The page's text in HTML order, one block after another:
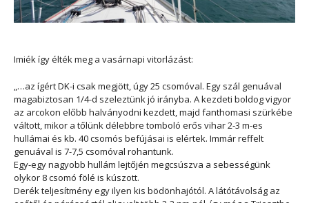
Imiék így élték meg a vasárnapi vitorlázást:
„…az ígért DK-i csak megjött, úgy 25 csomóval. Egy szál genuával
magabiztosan 1/4-d szeleztünk jó irányba. A kezdeti boldog vigyor
az arcokon előbb halványodni kezdett, majd fanthomasi szürkébe
váltott, mikor a tőlünk délebbre tomboló erős vihar 2-3 m-es
hullámai és kb. 40 csomós befújásai is elértek. Immár reffelt
genuával is 7-7,5 csomóval rohantunk.
Egy-egy nagyobb hullám lejtőjén megcsúszva a sebességünk
olykor 8 csomó fölé is kúszott.
Derék teljesítmény egy ilyen kis bödönhajótól. A látótávolság az